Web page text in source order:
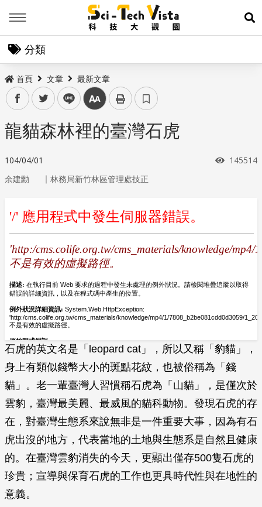
展
分類
首頁 文章 最新文章
facebooktwitter line 中
龍貓森林裡的臺灣石虎
104/04/01 瀏覽次數
145514
余建勳 ｜ 林務局新竹林區管理處技正
石虎的英文名是「leopard cat」，所以又稱「豹貓」，
身上有類似錢幣大小的斑點花紋，也被俗稱為「錢
貓」。老一輩臺灣人習慣稱石虎為「山貓」，是僅次於
雲豹，臺灣最美麗、最威風的貓科動物。發現石虎的存
在，對臺灣生態系來說無非是一件重要大事，因為有石
虎出沒的地方，代表當地的土地與生態系是自然且健康
的。在臺灣雲豹消失的今天，更顯出僅存500隻石虎的
珍貴；宣導與保育石虎的工作也更具時代性與在地性的
意義。